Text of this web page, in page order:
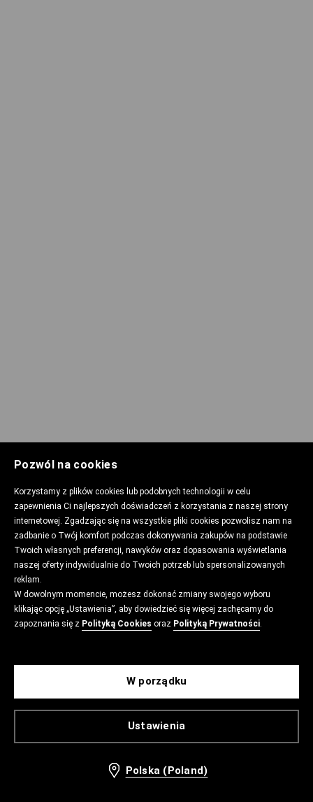
Pozwól na cookies
Korzystamy z plików cookies lub podobnych technologii w celu
zapewnienia Ci najlepszych doświadczeń z korzystania z naszej strony
internetowej. Zgadzając się na wszystkie pliki cookies pozwolisz nam na
zadbanie o Twój komfort podczas dokonywania zakupów na podstawie
Twoich własnych preferencji, nawyków oraz dopasowania wyświetlania
naszej oferty indywidualnie do Twoich potrzeb lub spersonalizowanych
reklam.
W dowolnym momencie, możesz dokonać zmiany swojego wyboru
klikając opcję „Ustawienia”, aby dowiedzieć się więcej zachęcamy do
zapoznania się z Polityką Cookies oraz Polityką Prywatności.
Ustawienia
W porządku
Polska (Poland)